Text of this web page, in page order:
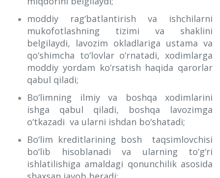
moddiy rag‘batlantirish va ishchilarni
mukofotlashning tizimi va shaklini
belgilaydi, lavozim okladlariga ustama va
qo‘shimcha to‘lovlar o‘rnatadi, xodimlarga
moddiy yordam ko‘rsatish haqida qarorlar
qabul qiladi;
Bo‘limning ilmiy va boshqa xodimlarini
ishga qabul qiladi, boshqa lavozimga
o‘tkazadi va ularni ishdan bo‘shatadi;
Bo‘lim kreditlarining bosh taqsimlovchisi
bo‘lib hisoblanadi va ularning to‘g‘ri
ishlatilishiga amaldagi qonunchilik asosida